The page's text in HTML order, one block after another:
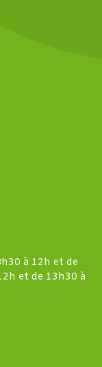
à 12h et de
et de 13h30 à